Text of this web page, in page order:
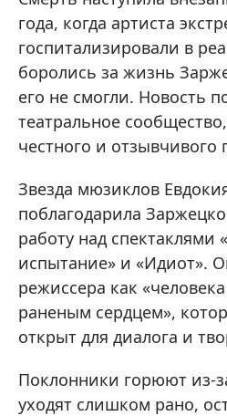
года, когда артиста
госпитализировали в
боролись за жизнь
его не смогли. Новость
театральное
честного и отзывчивого
Звезда мюзиклов
поблагодарила
работу над спектаклями
испытание» и «Идиот».
режиссера как
раненым сердцем»,
открыт для диалога и
Поклонники горюют из-
уходят слишком рано,